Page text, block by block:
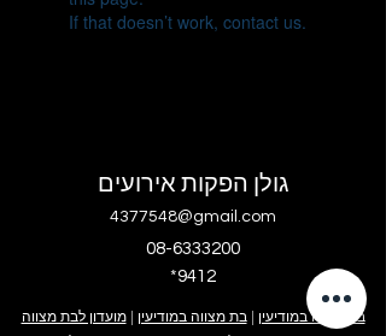
If that doesn’t work, contact us.
גולן הפקות אירועים
4377548@gmail.com
08-6333200
בר מצווה במודיעין |בת מצווה במודיעין |מועדון לבת מצווה
*9412